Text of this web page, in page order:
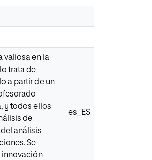
valiosa en la
trata de
a partir de un
y todos ellos
de
análisis
Se
innovación
es_ES